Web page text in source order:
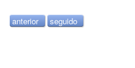
anterior seguido